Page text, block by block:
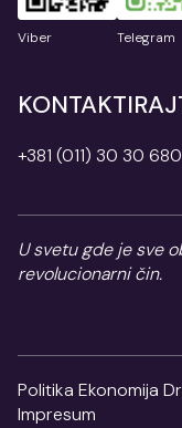
Viber Telegram
+381 (011) 30 30 680
U svetu gde je sve
revolucionarni čin.
Politika Ekonomija
Impresum